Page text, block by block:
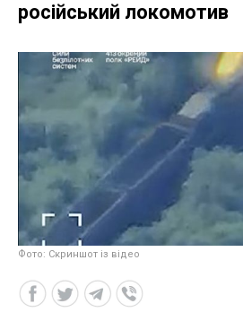
російський локомотив
Фото: Скриншот із відео